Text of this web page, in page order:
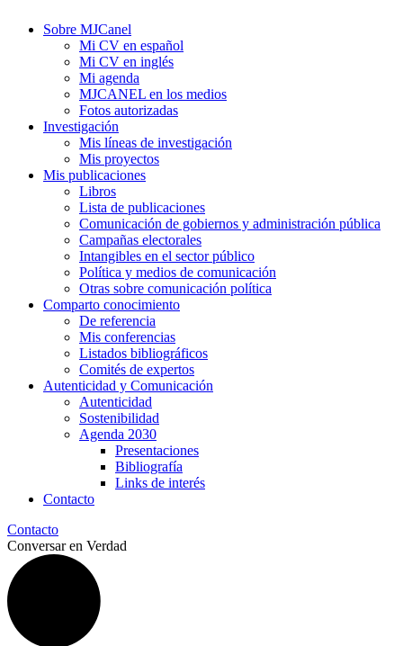
Sobre MJCanel
Mi CV en español
Mi CV en inglés
Mi agenda
MJCANEL en los medios
Fotos autorizadas
Investigación
Mis líneas de investigación
Mis proyectos
Mis publicaciones
Libros
Lista de publicaciones
Comunicación de gobiernos y administración pública
Campañas electorales
Intangibles en el sector público
Política y medios de comunicación
Otras sobre comunicación política
Comparto conocimiento
De referencia
Mis conferencias
Listados bibliográficos
Comités de expertos
Autenticidad y Comunicación
Autenticidad
Sostenibilidad
Agenda 2030
Presentaciones
Bibliografía
Links de interés
Contacto
Contacto
Conversar en Verdad